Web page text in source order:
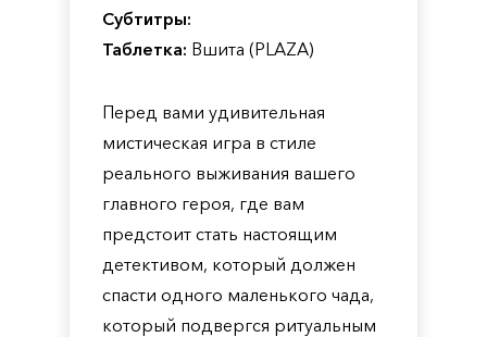
Субтитры:
Таблетка: Вшита (PLAZA)
Перед вами удивительная
мистическая игра в стиле
реального выживания вашего
главного героя, где вам
предстоит стать настоящим
детективом, который должен
спасти одного маленького чада,
который подвергся ритуальным